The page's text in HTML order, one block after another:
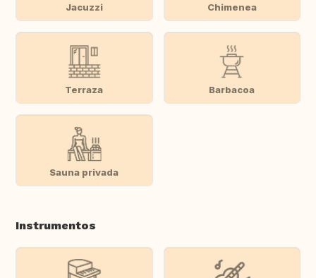
Jacuzzi Chimenea
Terraza Barbacoa
Sauna privada
Instrumentos